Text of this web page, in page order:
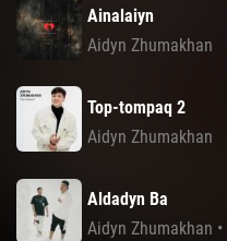
Ainalaiyn
Aidyn Zhumakhan
Top-tompaq 2
Aidyn Zhumakhan
Aldadyn Ba
Aidyn Zhumakhan •